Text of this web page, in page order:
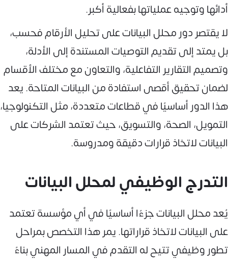
أدائها وتوجيه عملياتها بفعالية أكبر.
لا يقتصر دور محلل البيانات على تحليل الأرقام فحسب،
بل يمتد إلى تقديم التوصيات المستندة إلى الأدلة،
وتصميم التقارير التفاعلية، والتعاون مع مختلف الأقسام
لضمان تحقيق أقصى استفادة من البيانات المتاحة. يعد
هذا الدور أساسيًا في قطاعات متعددة، مثل التكنولوجيا،
التمويل، الصحة، والتسويق، حيث تعتمد الشركات على
البيانات لاتخاذ قرارات دقيقة ومدروسة.
التدرج الوظيفي لمحلل البيانات
يُعد محلل البيانات جزءًا أساسيًا في أي مؤسسة تعتمد
على البيانات لاتخاذ قراراتها. يمر هذا التخصص بمراحل
تطور وظيفي تتيح له التقدم في المسار المهني بناءً